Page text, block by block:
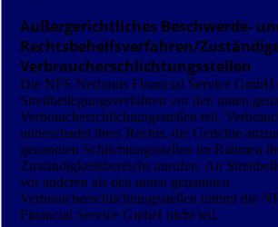
Außergerichtliches Beschwerde-
Rechtsbehelfsverfahren/
Verbraucherschlichtungsstellen
Die NFS Netfonds Financial Service GmbH
Streitbeilegungsverfahren vor den unten
Verbraucherschlichtungsstellen teil.
unbeschadet ihres Rechts, die Gerichte
genannten Schlichtungsstellen im Rahmen
Zuständigkeitsbereichs anrufen. An
vor anderen als den unten genannten
Verbraucherschlichtungsstellen nimmt die
Financial Service GmbH nicht teil.